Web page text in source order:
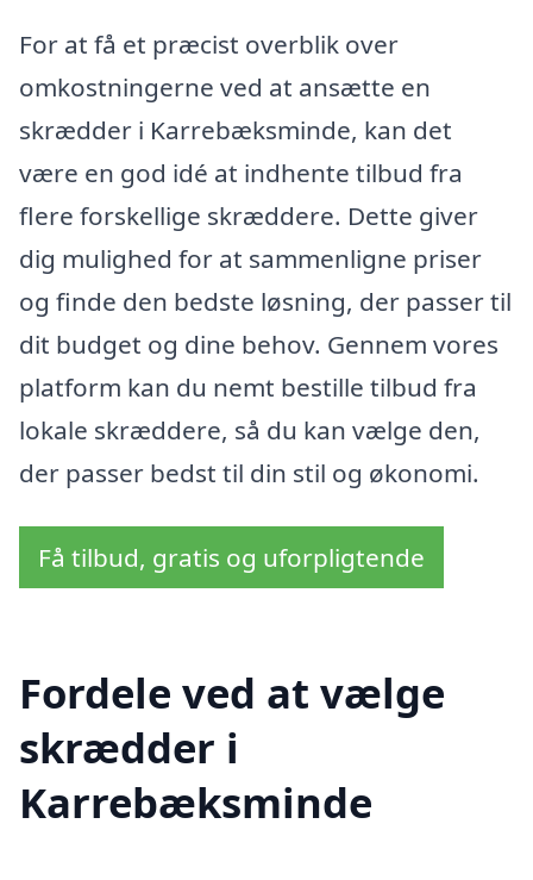
For at få et præcist overblik over
omkostningerne ved at ansætte en
skrædder i Karrebæksminde, kan det
være en god idé at indhente tilbud fra
flere forskellige skræddere. Dette giver
dig mulighed for at sammenligne priser
og finde den bedste løsning, der passer til
dit budget og dine behov. Gennem vores
platform kan du nemt bestille tilbud fra
lokale skræddere, så du kan vælge den,
der passer bedst til din stil og økonomi.
Få tilbud, gratis og uforpligtende
Fordele ved at vælge
skrædder i
Karrebæksminde